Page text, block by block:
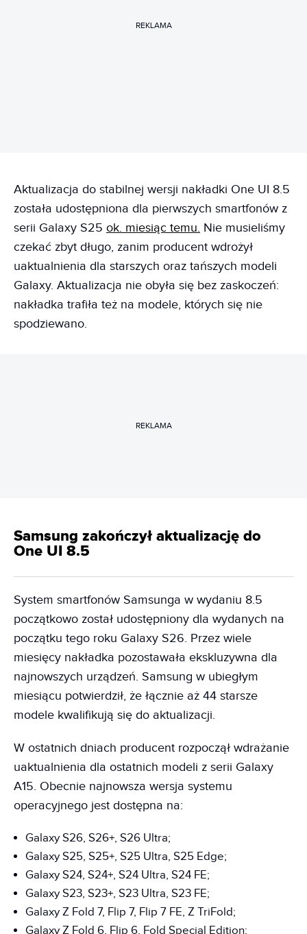
REKLAMA
Aktualizacja do stabilnej wersji nakładki One UI 8.5
została udostępniona dla pierwszych smartfonów z
serii Galaxy S25 ok. miesiąc temu. Nie musieliśmy
czekać zbyt długo, zanim producent wdrożył
uaktualnienia dla starszych oraz tańszych modeli
Galaxy. Aktualizacja nie obyła się bez zaskoczeń:
nakładka trafiła też na modele, których się nie
spodziewano.
REKLAMA
Samsung zakończył aktualizację do
One UI 8.5
System smartfonów Samsunga w wydaniu 8.5
początkowo został udostępniony dla wydanych na
początku tego roku Galaxy S26. Przez wiele
miesięcy nakładka pozostawała ekskluzywna dla
najnowszych urządzeń. Samsung w ubiegłym
miesiącu potwierdził, że łącznie aż 44 starsze
modele kwalifikują się do aktualizacji.
W ostatnich dniach producent rozpoczął wdrażanie
uaktualnienia dla ostatnich modeli z serii Galaxy
A15. Obecnie najnowsza wersja systemu
operacyjnego jest dostępna na:
Galaxy S26, S26+, S26 Ultra;
Galaxy S25, S25+, S25 Ultra, S25 Edge;
Galaxy S24, S24+, S24 Ultra, S24 FE;
Galaxy S23, S23+, S23 Ultra, S23 FE;
Galaxy Z Fold 7, Flip 7, Flip 7 FE, Z TriFold;
Galaxy Z Fold 6, Flip 6, Fold Special Edition;